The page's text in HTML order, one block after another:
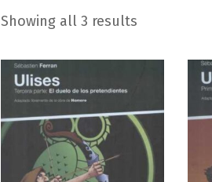
Showing all 3 results